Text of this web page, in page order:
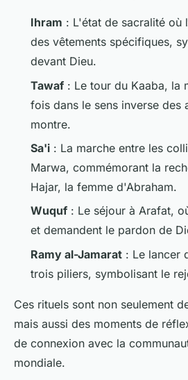
Ihram : L'état de sacralité où
des vêtements spécifiques,
devant Dieu.
Tawaf : Le tour du Kaaba, la
fois dans le sens inverse des
montre.
Sa'i : La marche entre les
Marwa, commémorant la
Hajar, la femme d'Abraham.
Wuquf : Le séjour à Arafat,
et demandent le pardon de
Ramy al-Jamarat : Le lancer
trois piliers, symbolisant le
Ces rituels sont non seulement
mais aussi des moments de
de connexion avec la
mondiale.